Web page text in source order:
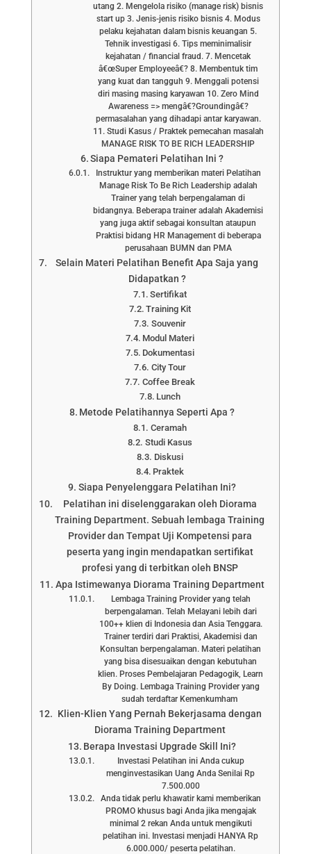
utang 2. Mengelola risiko (manage risk) bisnis
start up 3. Jenis-jenis risiko bisnis 4. Modus
pelaku kejahatan dalam bisnis keuangan 5.
Tehnik investigasi 6. Tips meminimalisir
kejahatan / financial fraud. 7. Mencetak
â€œSuper Employeeâ€? 8. Membentuk tim
yang kuat dan tangguh 9. Menggali potensi
diri masing masing karyawan 10. Zero Mind
Awareness => mengâ€?Groundingâ€?
permasalahan yang dihadapi antar karyawan.
11. Studi Kasus / Praktek pemecahan masalah
MANAGE RISK TO BE RICH LEADERSHIP
Siapa Pemateri Pelatihan Ini ?
Instruktur yang memberikan materi Pelatihan
Manage Risk To Be Rich Leadership adalah
Trainer yang telah berpengalaman di
bidangnya. Beberapa trainer adalah Akademisi
yang juga aktif sebagai konsultan ataupun
Praktisi bidang HR Management di beberapa
perusahaan BUMN dan PMA
Selain Materi Pelatihan Benefit Apa Saja yang
Didapatkan ?
Sertifikat
Training Kit
Souvenir
Modul Materi
Dokumentasi
City Tour
Coffee Break
Lunch
Metode Pelatihannya Seperti Apa ?
Ceramah
Studi Kasus
Diskusi
Praktek
Siapa Penyelenggara Pelatihan Ini?
Pelatihan ini diselenggarakan oleh Diorama
Training Department. Sebuah lembaga Training
Provider dan Tempat Uji Kompetensi para
peserta yang ingin mendapatkan sertifikat
profesi yang di terbitkan oleh BNSP
Apa Istimewanya Diorama Training Department
Lembaga Training Provider yang telah
berpengalaman. Telah Melayani lebih dari
100++ klien di Indonesia dan Asia Tenggara.
Trainer terdiri dari Praktisi, Akademisi dan
Konsultan berpengalaman. Materi pelatihan
yang bisa disesuaikan dengan kebutuhan
klien. Proses Pembelajaran Pedagogik, Learn
By Doing. Lembaga Training Provider yang
sudah terdaftar Kemenkumham
Klien-Klien Yang Pernah Bekerjasama dengan
Diorama Training Department
Berapa Investasi Upgrade Skill Ini?
Investasi Pelatihan ini Anda cukup
menginvestasikan Uang Anda Senilai Rp
7.500.000
Anda tidak perlu khawatir kami memberikan
PROMO khusus bagi Anda jika mengajak
minimal 2 rekan Anda untuk mengikuti
pelatihan ini. Investasi menjadi HANYA Rp
6.000.000/ peserta pelatihan.